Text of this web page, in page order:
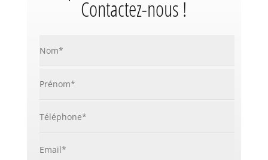
Contactez-nous !